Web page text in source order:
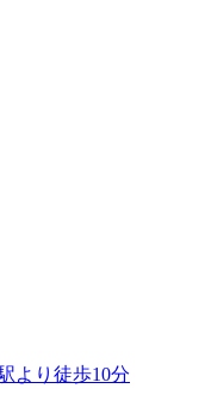
より徒歩10分